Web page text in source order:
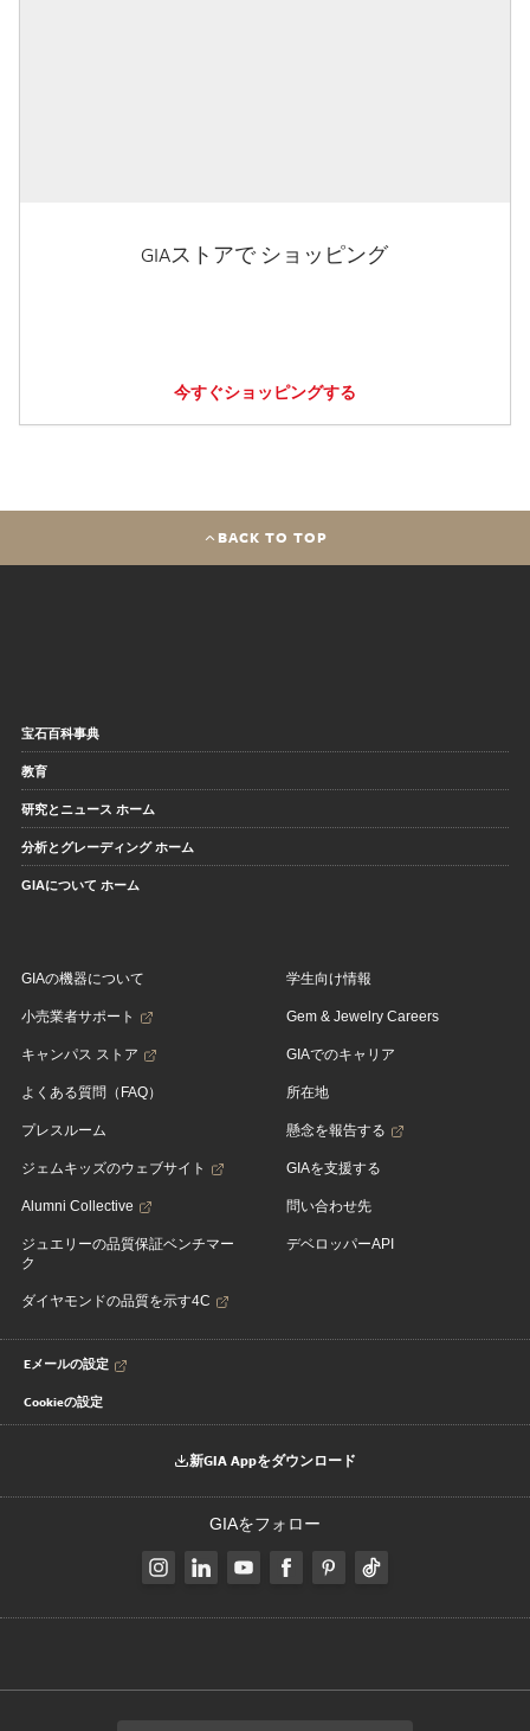
GIAストアで ショッピング
今すぐショッピングする
BACK TO TOP
宝石百科事典
教育
研究とニュース ホーム
分析とグレーディング ホーム
GIAについて ホーム
GIAの機器について
小売業者サポート
キャンパス ストア
よくある質問（FAQ）
プレスルーム
ジェムキッズのウェブサイト
Alumni Collective
ジュエリーの品質保証ベンチマー
ク
ダイヤモンドの品質を示す4C
学生向け情報
Gem & Jewelry Careers
GIAでのキャリア
所在地
懸念を報告する
GIAを支援する
問い合わせ先
デベロッパーAPI
Eメールの設定
Cookieの設定
新GIA Appをダウンロード
GIAをフォロー